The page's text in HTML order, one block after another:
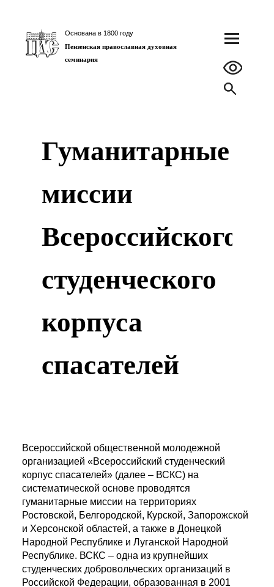
Основана в 1800 году
Пензенская православная духовная
семинария
Гуманитарные
миссии
Всероссийского
студенческого
корпуса
спасателей
Всероссийской общественной молодежной
организацией «Всероссийский студенческий
корпус спасателей» (далее – ВСКС) на
систематической основе проводятся
гуманитарные миссии на территориях
Ростовской, Белгородской, Курской, Запорожской
и Херсонской областей, а также в Донецкой
Народной Республике и Луганской Народной
Республике. ВСКС – одна из крупнейших
студенческих добровольческих организаций в
Российской Федерации, образованная в 2001